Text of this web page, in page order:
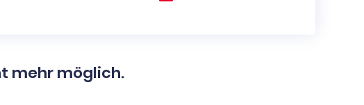
mehr möglich.